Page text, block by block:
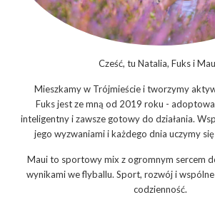
Cześć, tu Natalia, Fuks i
Mieszkamy w Trójmieście i tworzymy
Fuks jest ze mną od 2019 roku -
inteligentny i zawsze gotowy do działania.
jego wyzwaniami i każdego dnia uczymy
Maui to sportowy mix z ogromnym sercem
wynikami we flyballu. Sport, rozwój i
codzienność.